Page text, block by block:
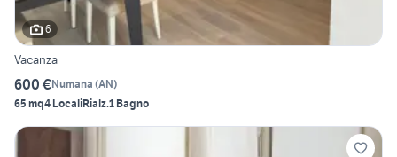
6
Vacanza
600 €Numana (AN)
65 mq4 LocaliRialz.1 Bagno